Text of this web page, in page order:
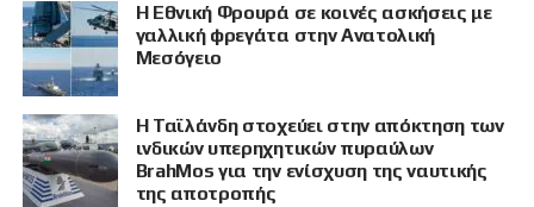
Η Εθνική Φρουρά σε κοινές ασκήσεις με
γαλλική φρεγάτα στην Ανατολική
Μεσόγειο
Η Ταϊλάνδη στοχεύει στην απόκτηση των
ινδικών υπερηχητικών πυραύλων
BrahMos για την ενίσχυση της ναυτικής
της αποτροπής